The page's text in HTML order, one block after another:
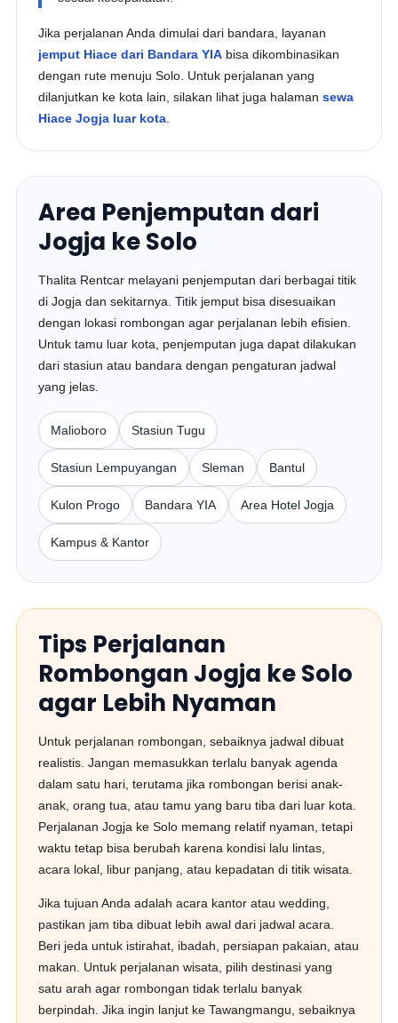
Jika perjalanan Anda dimulai dari bandara, layanan
jemput Hiace dari Bandara YIA bisa dikombinasikan
dengan rute menuju Solo. Untuk perjalanan yang
dilanjutkan ke kota lain, silakan lihat juga halamansewa
Hiace Jogja luar kota
Area Penjemputan dari
Jogja ke Solo
Thalita Rentcar melayani penjemputan dari berbagai titik
di Jogja dan sekitarnya. Titik jemput bisa disesuaikan
dengan lokasi rombongan agar perjalanan lebih efisien.
Untuk tamu luar kota, penjemputan juga dapat dilakukan
dari stasiun atau bandara dengan pengaturan jadwal
yang jelas.
Malioboro Stasiun Tugu
Stasiun Lempuyangan Sleman Bantul
Kulon Progo Bandara YIA Area Hotel Jogja
Kampus & Kantor
Tips Perjalanan
Rombongan Jogja ke Solo
agar Lebih Nyaman
Untuk perjalanan rombongan, sebaiknya jadwal dibuat
realistis. Jangan memasukkan terlalu banyak agenda
dalam satu hari, terutama jika rombongan berisi anak-
anak, orang tua, atau tamu yang baru tiba dari luar kota.
Perjalanan Jogja ke Solo memang relatif nyaman, tetapi
waktu tetap bisa berubah karena kondisi lalu lintas,
acara lokal, libur panjang, atau kepadatan di titik wisata.
Jika tujuan Anda adalah acara kantor atau wedding,
pastikan jam tiba dibuat lebih awal dari jadwal acara.
Beri jeda untuk istirahat, ibadah, persiapan pakaian, atau
makan. Untuk perjalanan wisata, pilih destinasi yang
satu arah agar rombongan tidak terlalu banyak
berpindah. Jika ingin lanjut ke Tawangmangu, sebaiknya